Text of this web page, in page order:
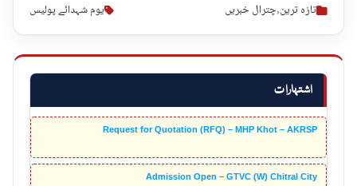
اشتہارات
Request for Quotation (RFQ) – MHP Khot – AKRSP
Admission Open – GTVC (W) Chitral City
تازہ ترین,چترال خبریں یوم شہدائے پولیس